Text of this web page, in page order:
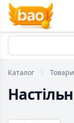
Каталог